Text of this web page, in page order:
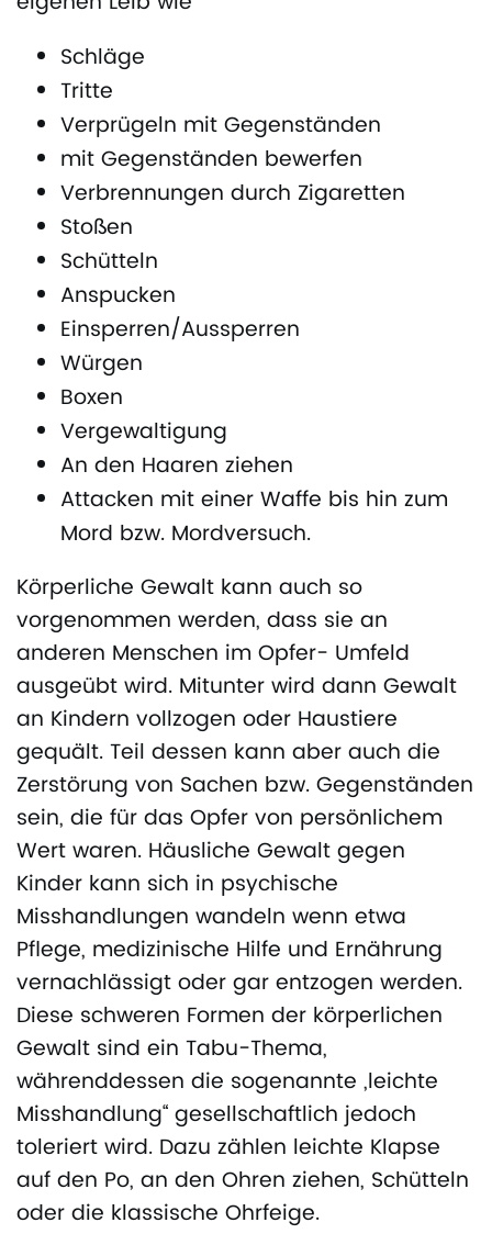
Schläge
Tritte
Verprügeln mit Gegenständen
mit Gegenständen bewerfen
Verbrennungen durch Zigaretten
Stoßen
Schütteln
Anspucken
Einsperren/Aussperren
Würgen
Boxen
Vergewaltigung
An den Haaren ziehen
Attacken mit einer Waffe bis hin zum
Mord bzw. Mordversuch.
Körperliche Gewalt kann auch so
vorgenommen werden, dass sie an
anderen Menschen im Opfer- Umfeld
ausgeübt wird. Mitunter wird dann Gewalt
an Kindern vollzogen oder Haustiere
gequält. Teil dessen kann aber auch die
Zerstörung von Sachen bzw. Gegenständen
sein, die für das Opfer von persönlichem
Wert waren. Häusliche Gewalt gegen
Kinder kann sich in psychische
Misshandlungen wandeln wenn etwa
Pflege, medizinische Hilfe und Ernährung
vernachlässigt oder gar entzogen werden.
Diese schweren Formen der körperlichen
Gewalt sind ein Tabu-Thema,
währenddessen die sogenannte „leichte
Misshandlung“ gesellschaftlich jedoch
toleriert wird. Dazu zählen leichte Klapse
auf den Po, an den Ohren ziehen, Schütteln
oder die klassische Ohrfeige.